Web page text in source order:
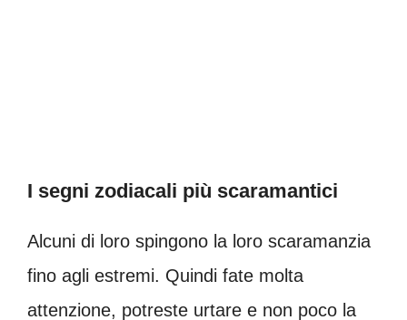
I segni zodiacali più scaramantici
Alcuni di loro spingono la loro scaramanzia
fino agli estremi. Quindi fate molta
attenzione, potreste urtare e non poco la